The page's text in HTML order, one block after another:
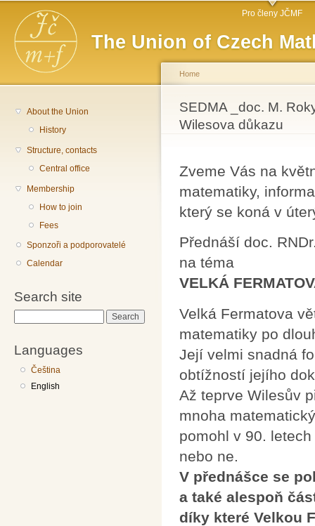
The Union of Czech
Main menu Pro členy JČMF
About the Union
History
Structure, contacts
Central office
Membership
How to join
Fees
Sponzoři a podporovatelé
Calendar
Search site
Languages
Čeština
English
You are here
Home
SEDMA _doc. M.
Wilesova důkazu
Zveme Vás na
matematiky,
který se koná v
Přednáší doc.
na téma
VELKÁ
Velká Fermatova
matematiky po
Její velmi snadná
obtížností jejího
Až teprve Wilesův
mnoha
pomohl v 90.
nebo ne.
V přednášce se
a také alespoň
díky které Velkou